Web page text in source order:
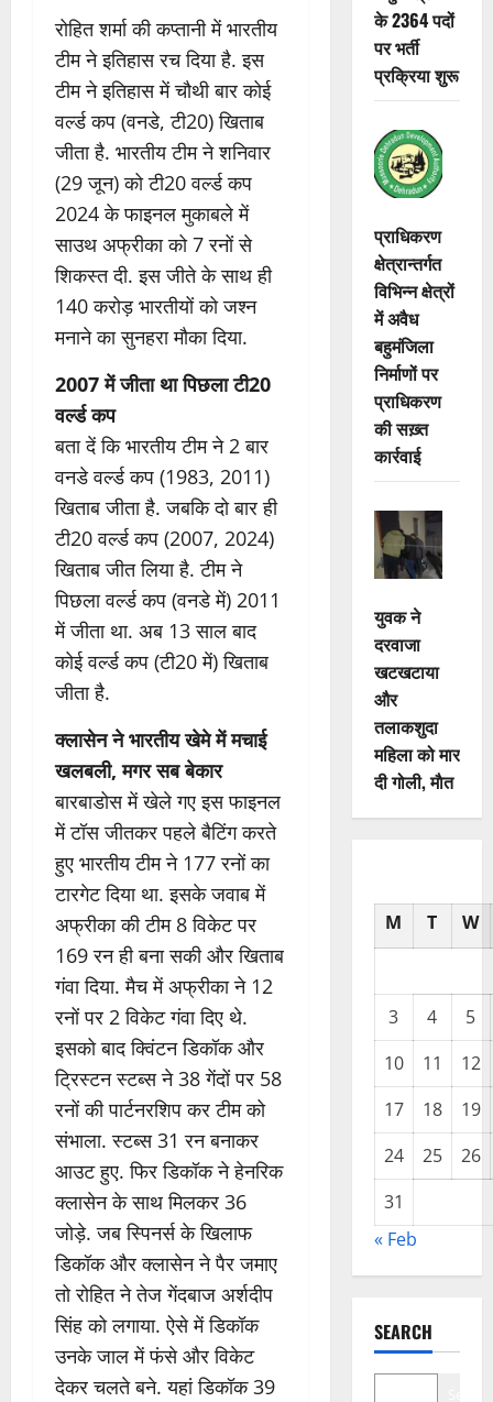
रोहित शर्मा की कप्तानी में भारतीय
टीम ने इतिहास रच दिया है. इस
टीम ने इतिहास में चौथी बार कोई
वर्ल्ड कप (वनडे, टी20) खिताब
जीता है. भारतीय टीम ने शनिवार
(29 जून) को टी20 वर्ल्ड कप
2024 के फाइनल मुकाबले में
साउथ अफ्रीका को 7 रनों से
शिकस्त दी. इस जीते के साथ ही
140 करोड़ भारतीयों को जश्न
मनाने का सुनहरा मौका दिया.
2007 में जीता था पिछला टी20
वर्ल्ड कप
बता दें कि भारतीय टीम ने 2 बार
वनडे वर्ल्ड कप (1983, 2011)
खिताब जीता है. जबकि दो बार ही
टी20 वर्ल्ड कप (2007, 2024)
खिताब जीत लिया है. टीम ने
पिछला वर्ल्ड कप (वनडे में) 2011
में जीता था. अब 13 साल बाद
कोई वर्ल्ड कप (टी20 में) खिताब
जीता है.
क्लासेन ने भारतीय खेमे में मचाई
खलबली, मगर सब बेकार
बारबाडोस में खेले गए इस फाइनल
में टॉस जीतकर पहले बैटिंग करते
हुए भारतीय टीम ने 177 रनों का
टारगेट दिया था. इसके जवाब में
अफ्रीका की टीम 8 विकेट पर
169 रन ही बना सकी और खिताब
गंवा दिया. मैच में अफ्रीका ने 12
रनों पर 2 विकेट गंवा दिए थे.
इसको बाद क्विंटन डिकॉक और
ट्रिस्टन स्टब्स ने 38 गेंदों पर 58
रनों की पार्टनरशिप कर टीम को
संभाला. स्टब्स 31 रन बनाकर
आउट हुए. फिर डिकॉक ने हेनरिक
क्लासेन के साथ मिलकर 36
जोड़े. जब स्पिनर्स के खिलाफ
डिकॉक और क्लासेन ने पैर जमाए
तो रोहित ने तेज गेंदबाज अर्शदीप
सिंह को लगाया. ऐसे में डिकॉक
उनके जाल में फंसे और विकेट
देकर चलते बने. यहां डिकॉक 39
के 2364 पदों
पर भर्ती
प्रक्रिया शुरू
प्राधिकरण
क्षेत्रान्तर्गत
विभिन्न क्षेत्रों
में अवैध
बहुमंजिला
निर्माणों पर
प्राधिकरण
की सख़्त
कार्रवाई
युवक ने
दरवाजा
खटखटाया
और
तलाकशुदा
महिला को मार
दी गोली, माैत
M T W
3 4
5
10
11
12
17
18
19
24
25
26
31
« Feb
SEARCH